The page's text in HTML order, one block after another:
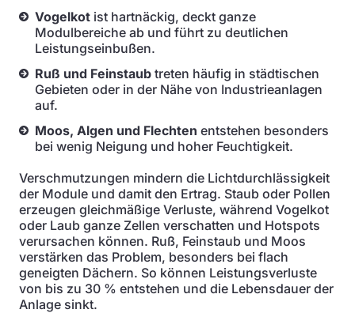
Vogelkot ist hartnäckig, deckt ganze
Modulbereiche ab und führt zu deutlichen
Leistungseinbußen.
Ruß und Feinstaub treten häufig in städtischen
Gebieten oder in der Nähe von Industrieanlagen
auf.
Moos, Algen und Flechten entstehen besonders
bei wenig Neigung und hoher Feuchtigkeit.
Verschmutzungen mindern die Lichtdurchlässigkeit
der Module und damit den Ertrag. Staub oder Pollen
erzeugen gleichmäßige Verluste, während Vogelkot
oder Laub ganze Zellen verschatten und Hotspots
verursachen können. Ruß, Feinstaub und Moos
verstärken das Problem, besonders bei flach
geneigten Dächern. So können Leistungsverluste
von bis zu 30 % entstehen und die Lebensdauer der
Anlage sinkt.